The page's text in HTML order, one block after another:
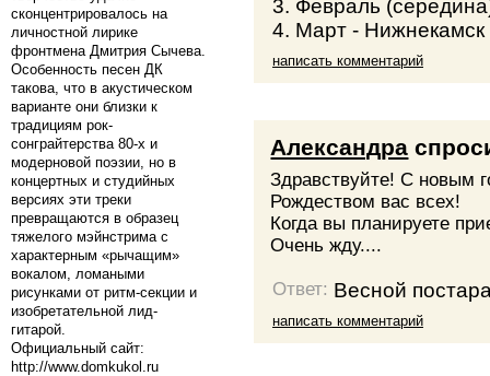
сконцентрировалось на
личностной лирике
фронтмена Дмитрия Сычева.
Особенность песен ДК
такова, что в акустическом
варианте они близки к
традициям рок-
сонграйтерства 80-х и
модерновой поэзии, но в
концертных и студийных
версиях эти треки
превращаются в образец
тяжелого мэйнстрима с
характерным «рычащим»
вокалом, ломаными
рисунками от ритм-секции и
изобретательной лид-
гитарой.
Официальный сайт:
http://www.domkukol.ru
3. Февраль
4. Март - Нижнекамск
написать комментарий
Александра
Здравствуйте! С новым
Рождеством вас всех!
Когда вы планируете
Очень жду....
Ответ: Весной
написать комментарий